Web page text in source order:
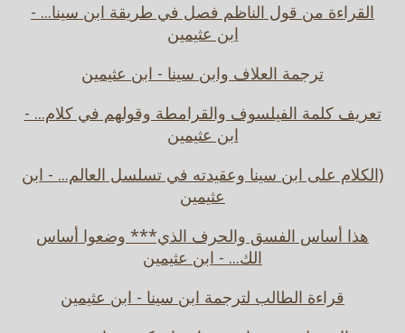
القراءة من قول الناظم فصل في طريقة ابن سينا... -
ابن عثيمين
ترجمة العلاف وابن سينا - ابن عثيمين
تعريف كلمة الفيلسوف والقرامطة وقولهم في كلام... -
ابن عثيمين
(الكلام على ابن سينا وعقيدته في تسلسل العالم... - ابن
عثيمين
هذا أساس الفسق والحرف الذي*** وضعوا أساس
الك... - ابن عثيمين
قراءة الطالب لترجمة ابن سينا - ابن عثيمين